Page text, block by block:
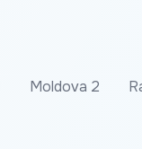
Moldova 2